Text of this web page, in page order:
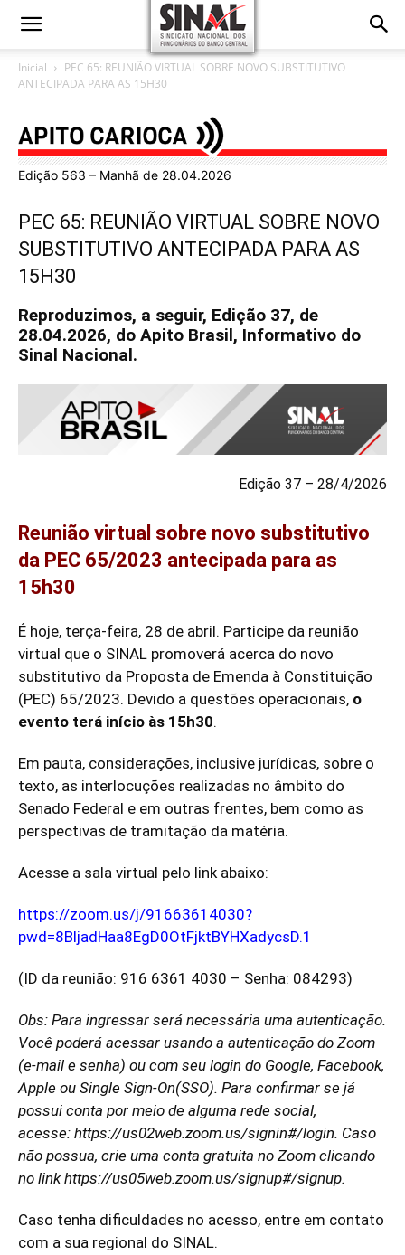
Inicial
PEC 65: REUNIÃO VIRTUAL SOBRE NOVO SUBSTITUTIVO
ANTECIPADA PARA AS 15H30
Edição 563 – Manhã de 28.04.2026
PEC 65: REUNIÃO VIRTUAL SOBRE NOVO
SUBSTITUTIVO ANTECIPADA PARA AS
15H30
Reproduzimos, a seguir, Edição 37, de
28.04.2026, do Apito Brasil, Informativo do
Sinal Nacional.
Edição 37 – 28/4/2026
Reunião virtual sobre novo substitutivo
da PEC 65/2023 antecipada para as
15h30
É hoje, terça-feira, 28 de abril. Participe da reunião
virtual que o SINAL promoverá acerca do novo
substitutivo da Proposta de Emenda à Constituição
(PEC) 65/2023. Devido a questões operacionais, o
evento terá início às 15h30.
Em pauta, considerações, inclusive jurídicas, sobre o
texto, as interlocuções realizadas no âmbito do
Senado Federal e em outras frentes, bem como as
perspectivas de tramitação da matéria.
Acesse a sala virtual pelo link abaixo:
https://zoom.us/j/91663614030?
pwd=8BljadHaa8EgD0OtFjktBYHXadycsD.1
(ID da reunião: 916 6361 4030 – Senha: 084293)
Obs: Para ingressar será necessária uma autenticação.
Você poderá acessar usando a autenticação do Zoom
(e-mail e senha) ou com seu login do Google, Facebook,
Apple ou Single Sign-On(SSO). Para confirmar se já
possui conta por meio de alguma rede social,
acesse: https://us02web.zoom.us/signin#/login. Caso
não possua, crie uma conta gratuita no Zoom clicando
no linkhttps://us05web.zoom.us/signup#/signup.
Caso tenha dificuldades no acesso, entre em contato
com a sua regional do SINAL.